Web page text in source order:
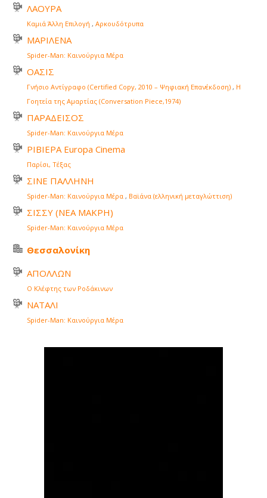
ΛΑΟΥΡΑ
Καμιά Άλλη Επιλογή , Αρκουδότρυπα
ΜΑΡΙΛΕΝΑ
Spider-Man: Καινούργια Μέρα
ΟΑΣΙΣ
Γνήσιο Αντίγραφο (Certified Copy, 2010 – Ψηφιακή Επανέκδοση) , Η
Γοητεία της Αμαρτίας (Conversation Piece,1974)
ΠΑΡΑΔΕΙΣΟΣ
Spider-Man: Καινούργια Μέρα
ΡΙΒΙΕΡΑ Europa Cinema
Παρίσι, Τέξας
ΣΙΝΕ ΠΑΛΛΗΝΗ
Spider-Man: Καινούργια Μέρα , Βαϊάνα (ελληνική μεταγλώττιση)
ΣΙΣΣΥ (ΝΕΑ ΜΑΚΡΗ)
Spider-Man: Καινούργια Μέρα
Θεσσαλονίκη
ΑΠΟΛΛΩΝ
Ο Κλέφτης των Ροδάκινων
ΝΑΤΑΛΙ
Spider-Man: Καινούργια Μέρα